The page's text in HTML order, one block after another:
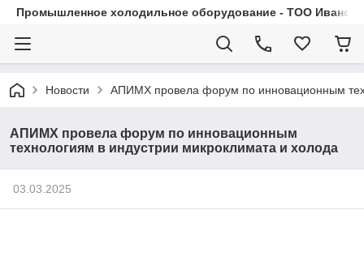
Промышленное холодильное оборудование - ТОО
Новости АПИМХ провела форум по инновационным
АПИМХ провела форум по инновационным
технологиям в индустрии микроклимата и холода
03.03.2025